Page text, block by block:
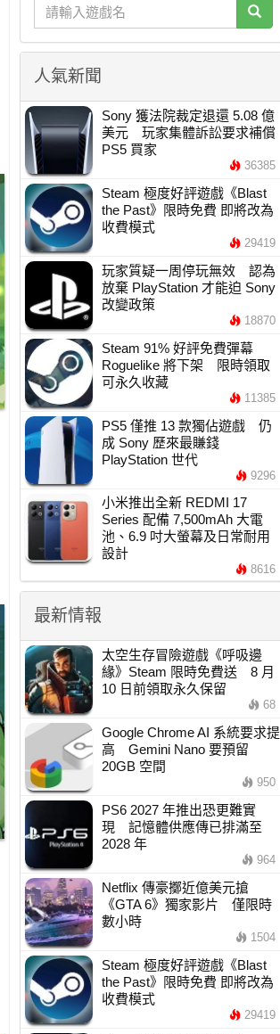
人氣新聞
Sony 獲法院裁定退還 5.08 億
美元 玩家集體訴訟要求補償
PS5 買家
36385
Steam 極度好評遊戲《Blast
the Past》限時免費 即將改為
收費模式
29419
玩家質疑一周停玩無效 認為
放棄 PlayStation 才能迫 Sony
改變政策
18870
Steam 91% 好評免費彈幕
Roguelike 將下架 限時領取
可永久收藏
11385
PS5 僅推 13 款獨佔遊戲 仍
成 Sony 歷來最賺錢
PlayStation 世代
9296
小米推出全新 REDMI 17
Series 配備 7,500mAh 大電
池、6.9 吋大螢幕及日常耐用
設計
8616
最新情報
太空生存冒險遊戲《呼吸邊
緣》Steam 限時免費送 8 月
10 日前領取永久保留
68
Google Chrome AI 系統要求提
高 Gemini Nano 要預留
20GB 空間
950
PS6 2027 年推出恐更難實
現 記憶體供應傳已排滿至
2028 年
964
Netflix 傳豪擲近億美元搶
《GTA 6》獨家影片 僅限時
數小時
1504
Steam 極度好評遊戲《Blast
the Past》限時免費 即將改為
收費模式
29419